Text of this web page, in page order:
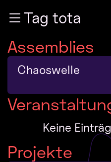
Zum InhaltTag tota
Assemblies
Chaoswelle
Keine
Projekte